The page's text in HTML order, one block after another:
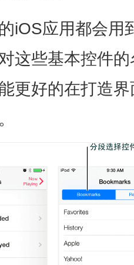
iOS应用都会
这些基本控件
更好的在打造